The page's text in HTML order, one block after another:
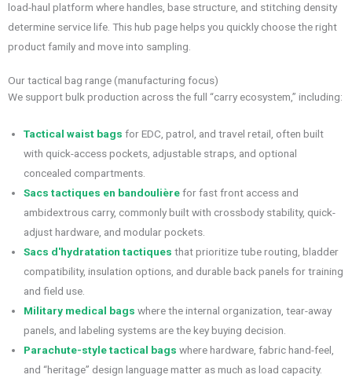
load-haul platform where handles, base structure, and stitching density
determine service life. This hub page helps you quickly choose the right
product family and move into sampling.
Our tactical bag range (manufacturing focus)
We support bulk production across the full “carry ecosystem,” including:
Tactical waist bags for EDC, patrol, and travel retail, often built
with quick-access pockets, adjustable straps, and optional
concealed compartments.
Sacs tactiques en bandoulièrefor fast front access and
ambidextrous carry, commonly built with crossbody stability, quick-
adjust hardware, and modular pockets.
Sacs d'hydratation tactiques that prioritize tube routing, bladder
compatibility, insulation options, and durable back panels for training
and field use.
Military medical bags where the internal organization, tear-away
panels, and labeling systems are the key buying decision.
Parachute-style tactical bags where hardware, fabric hand-feel,
and “heritage” design language matter as much as load capacity.